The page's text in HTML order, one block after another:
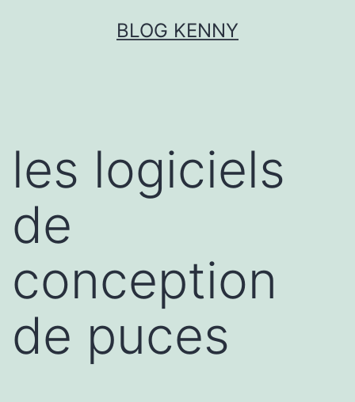
BLOG KENNY
les logiciels
de
conception
de puces